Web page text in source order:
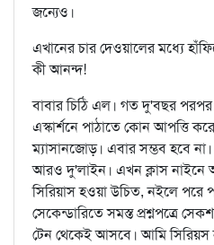
জন্যেও।
এখানের চার দেওয়ালের মধ্যে
কী আনন্দ!
বাবার চিঠি এল। গত দু'বছর
এস্কার্শনে পাঠাতে কোন আপত্তি
ম্যাসানজোড়। এবার সম্ভব হবে
আরও দু'লাইন। এখন ক্লাস
সিরিয়াস হওয়া উচিত, নইলে পরে
সেকেন্ডারিতে সমস্ত প্রশ্নপত্রে
টেন থেকেই আসবে। আমি সিরিয়স